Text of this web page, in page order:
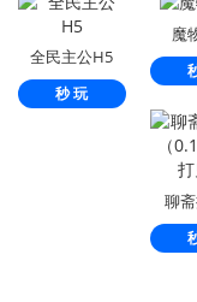
全民主公H5
秒 玩
魔
聊
（0.1